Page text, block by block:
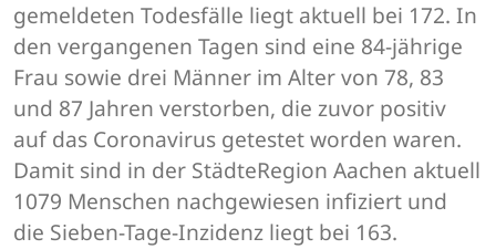
gemeldeten Todesfälle liegt aktuell bei 172. In
den vergangenen Tagen sind eine 84-jährige
Frau sowie drei Männer im Alter von 78, 83
und 87 Jahren verstorben, die zuvor positiv
auf das Coronavirus getestet worden waren.
Damit sind in der StädteRegion Aachen aktuell
1079 Menschen nachgewiesen infiziert und
die Sieben-Tage-Inzidenz liegt bei 163.